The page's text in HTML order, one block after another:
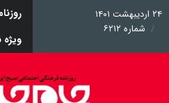
۲۴ اردیبهشت ۱۴۰۱
شماره ۶۲۱۲
ویژه